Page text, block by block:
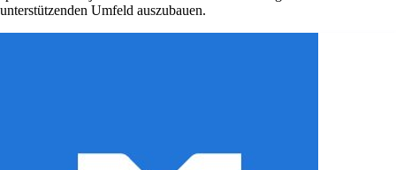
unterstützenden Umfeld auszubauen.